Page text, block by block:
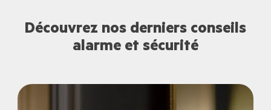
Découvrez nos derniers conseils
alarme et sécurité